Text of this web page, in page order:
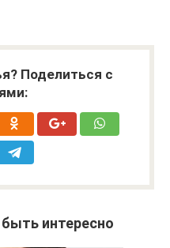
Поделиться с
интересно